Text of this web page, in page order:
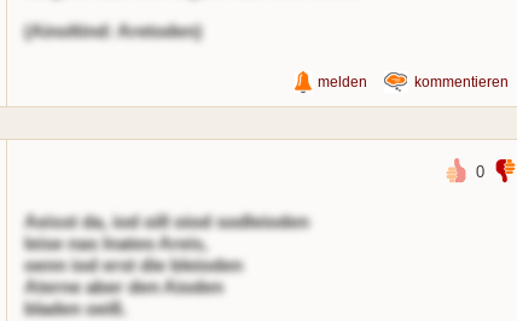
(Ainoltind: Aretoden)
melden kommentieren
0
Aeisst da, iod oill oiod sodleioden
leise nas lnateo Areis,
oenn iod erst die bleioden
Aterne aber den Aioden
bladen oeiß.